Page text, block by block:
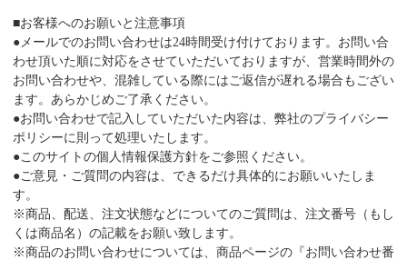
■お客様へのお願いと注意事項
●メールでのお問い合わせは24時間受け付けております。お問い合
わせ頂いた順に対応をさせていただいておりますが、営業時間外の
お問い合わせや、混雑している際にはご返信が遅れる場合もござい
ます。あらかじめご了承ください。
●お問い合わせで記入していただいた内容は、弊社のプライバシー
ポリシーに則って処理いたします。
●このサイトの個人情報保護方針をご参照ください。
●ご意見・ご質問の内容は、できるだけ具体的にお願いいたしま
す。
※商品、配送、注文状態などについてのご質問は、注文番号（もし
くは商品名）の記載をお願い致します。
※商品のお問い合わせについては、商品ページの『お問い合わせ番